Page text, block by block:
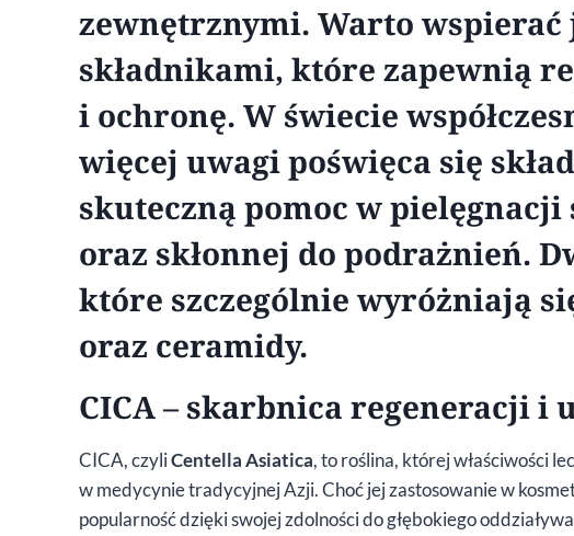
zewnętrznymi. Warto
składnikami, które zapewnią
i ochronę. W świecie
więcej uwagi poświęca się
skuteczną pomoc w
oraz skłonnej do podrażnień.
które szczególnie wyróżniają
oraz ceramidy.
CICA – skarbnica regeneracji i
CICA, czyliCentella Asiatica, to roślina, której właściwości
w medycynie tradycyjnej Azji. Choć jej zastosowanie w
popularność dzięki swojej zdolności do głębokiego